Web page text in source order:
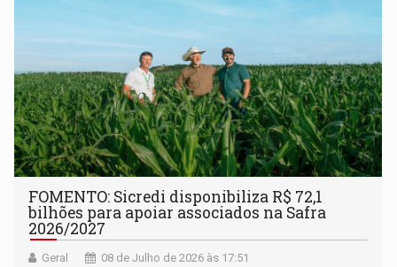
FOMENTO: Sicredi disponibiliza R$ 72,1
bilhões para apoiar associados na Safra
2026/2027
Geral 08 de Julho de 2026 às 17:51